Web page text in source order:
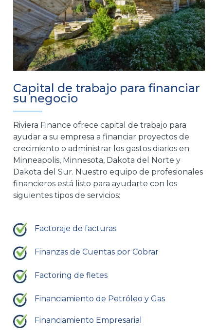
Capital de trabajo para financiar
su negocio
Riviera Finance ofrece capital de trabajo para
ayudar a su empresa a financiar proyectos de
crecimiento o administrar los gastos diarios en
Minneapolis, Minnesota, Dakota del Norte y
Dakota del Sur. Nuestro equipo de profesionales
financieros está listo para ayudarte con los
siguientes tipos de servicios:
Factoraje de facturas
Finanzas de Cuentas por Cobrar
Factoring de fletes
Financiamiento de Petróleo y Gas
Financiamiento Empresarial